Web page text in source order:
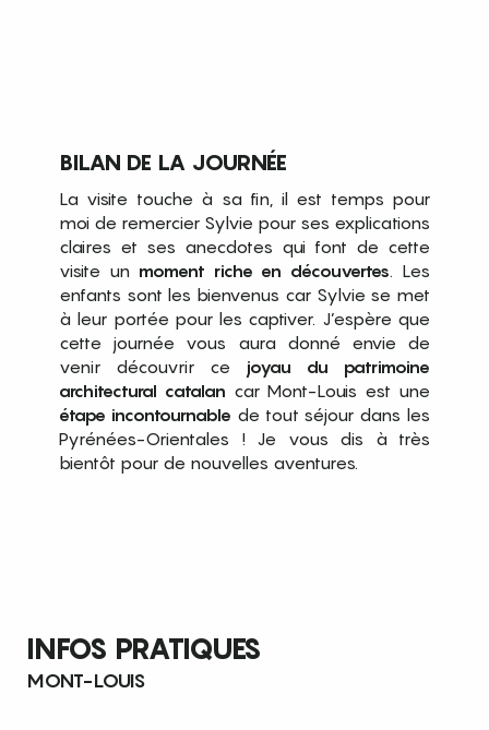
BILAN DE LA JOURNÉE
La visite touche à sa fin, il est temps pour
moi de remercier Sylvie pour ses explications
claires et ses anecdotes qui font de cette
visite un moment riche en découvertes. Les
enfants sont les bienvenus car Sylvie se met
à leur portée pour les captiver. J’espère que
cette journée vous aura donné envie de
venir découvrir ce joyau du patrimoine
architectural catalan car Mont-Louis est une
étape incontournable de tout séjour dans les
Pyrénées-Orientales ! Je vous dis à très
bientôt pour de nouvelles aventures.
INFOS PRATIQUES
MONT-LOUIS